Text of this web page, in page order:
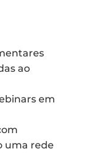
ao
em
uma rede